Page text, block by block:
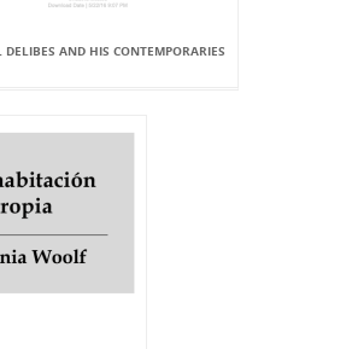
AND HIS CONTEMPORARIES